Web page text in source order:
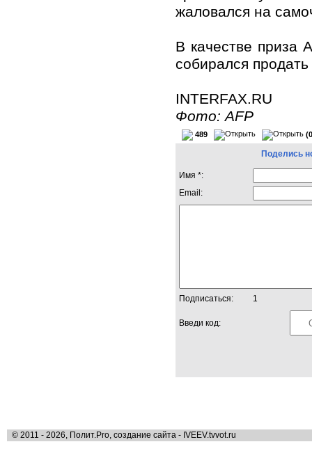
жаловался на
В качестве приза
собирался
INTERFAX.RU
Фото: AFP
489
Поделись
Имя *:
Email:
Подписаться: 1
Введи код:
© 2011 - 2026, Полит.Pro, создание сайта - IVEEV.tvvot.ru